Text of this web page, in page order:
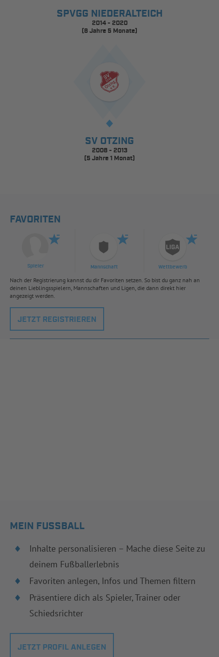
SPVGG NIEDERALTEICH
2014 - 2020
(6 Jahre 5 Monate)
SV OTZING
2008 - 2013
(5 Jahre 1 Monat)
FAVORITEN
Spieler Mannschaft Wettbewerb
Nach der Registrierung kannst du dir Favoriten setzen. So bist du ganz nah an
deinen Lieblingsspielern, Mannschaften und Ligen, die dann direkt hier
angezeigt werden.
JETZT REGISTRIEREN
MEIN FUSSBALL
Inhalte personalisieren – Mache diese Seite zu
deinem Fußballerlebnis
Favoriten anlegen, Infos und Themen filtern
Präsentiere dich als Spieler, Trainer oder
Schiedsrichter
JETZT PROFIL ANLEGEN